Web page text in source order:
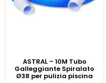
ASTRAL – 10M Tubo
Galleggiante Spiralato
Ø38 per pulizia piscina